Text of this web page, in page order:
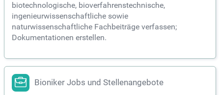
biotechnologische, bioverfahrenstechnische,
ingenieurwissenschaftliche sowie
naturwissenschaftliche Fachbeiträge verfassen;
Dokumentationen erstellen.
Bioniker Jobs und Stellenangebote